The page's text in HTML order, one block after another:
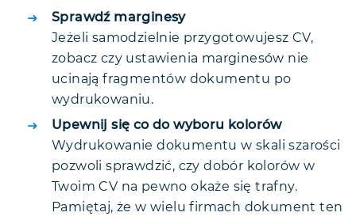
Sprawdź marginesy
Jeżeli samodzielnie przygotowujesz CV,
zobacz czy ustawienia marginesów nie
ucinają fragmentów dokumentu po
wydrukowaniu.
Upewnij się co do wyboru kolorów
Wydrukowanie dokumentu w skali szarości
pozwoli sprawdzić, czy dobór kolorów w
Twoim CV na pewno okaże się trafny.
Pamiętaj, że w wielu firmach dokument ten